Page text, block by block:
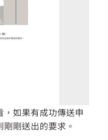
如果有成功傳送申
剛送出的要求。